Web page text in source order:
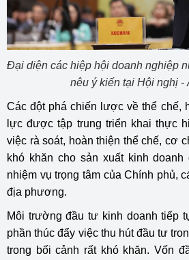
Đại diện các hiệp hội doanh nghiệp
nêu ý kiến tại Hội nghị -
Các đột phá chiến lược về thể chế,
lực được tập trung triển khai thực
việc rà soát, hoàn thiện thể chế, cơ
khó khăn cho sản xuất kinh
nhiệm vụ trọng tâm của Chính phủ,
địa phương.
Môi trường đầu tư kinh doanh tiếp
phần thúc đẩy việc thu hút đầu tư
trong bối cảnh rất khó khăn. Vốn